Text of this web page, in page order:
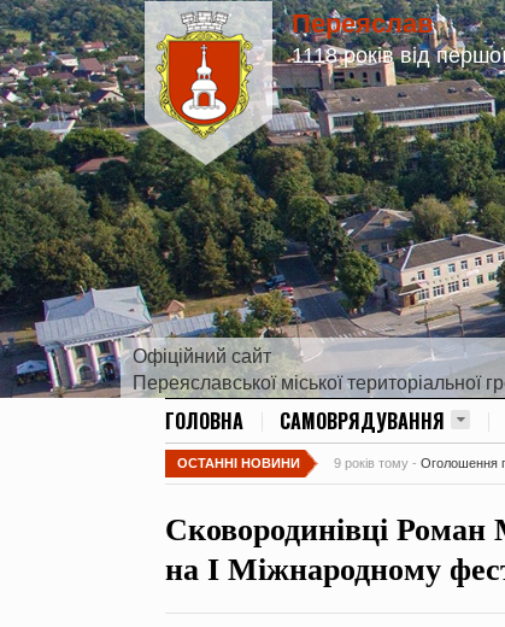
Переяслав
1118 років від
Офіційний сайт
Переяславської міської територіальної
ГОЛОВНА САМОВРЯДУВАННЯ
ОСТАННІ НОВИНИ 9 років тому - Оголошення
Сковородинівці Роман
на І Міжнародному